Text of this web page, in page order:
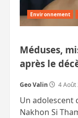
Environnement
Méduses,
après le
Geo Valin 4 Août
Un adolescent
Nakhon Si